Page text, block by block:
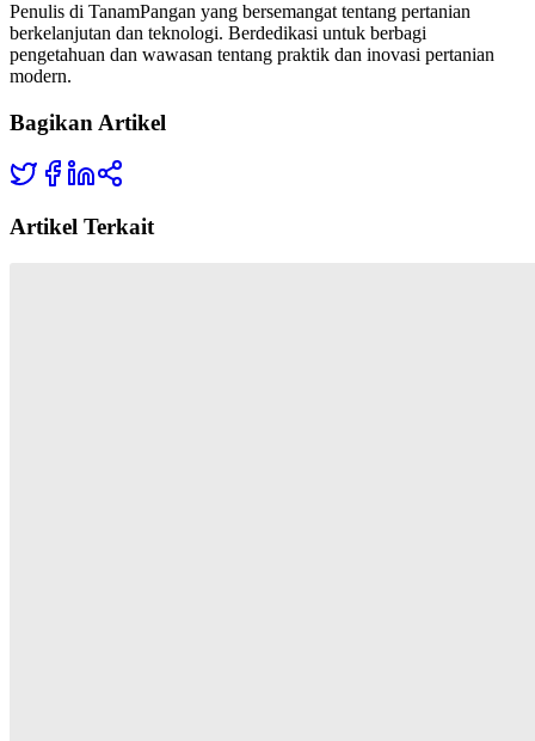
Penulis di TanamPangan yang bersemangat tentang pertanian
berkelanjutan dan teknologi. Berdedikasi untuk berbagi
pengetahuan dan wawasan tentang praktik dan inovasi pertanian
modern.
Bagikan Artikel
Artikel Terkait